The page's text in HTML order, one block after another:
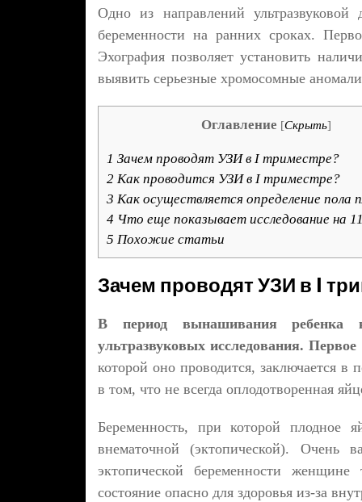
Одно из направлений
беременности на ранних сроках.
Эхография позволяет установить
выявить серьезные хромосомные
Оглавление [Скрыть]
1 Зачем проводят УЗИ в I триместре?
2 Как проводится УЗИ в I триместре?
3 Как осуществляется определение пола
4 Что еще показывает исследование на
5 Похожие статьи
Зачем проводят УЗИ в I
В период вынашивания
ультразвуковых исследования.
которой оно проводится, заключается
в том, что не всегда оплодотворенная
Беременность, при которой плодное
внематочной (эктопической). Очень
эктопической беременности
состояние опасно для здоровья из-за